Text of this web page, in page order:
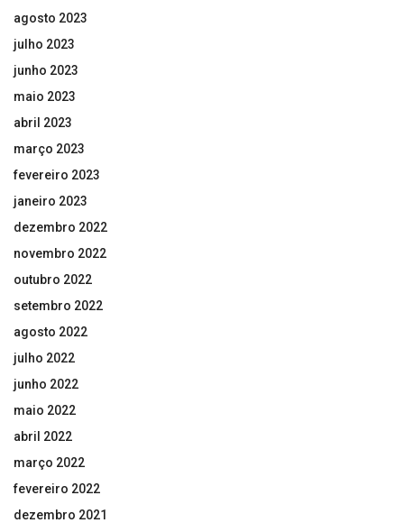
agosto 2023
julho 2023
junho 2023
maio 2023
abril 2023
março 2023
fevereiro 2023
janeiro 2023
dezembro 2022
novembro 2022
outubro 2022
setembro 2022
agosto 2022
julho 2022
junho 2022
maio 2022
abril 2022
março 2022
fevereiro 2022
dezembro 2021